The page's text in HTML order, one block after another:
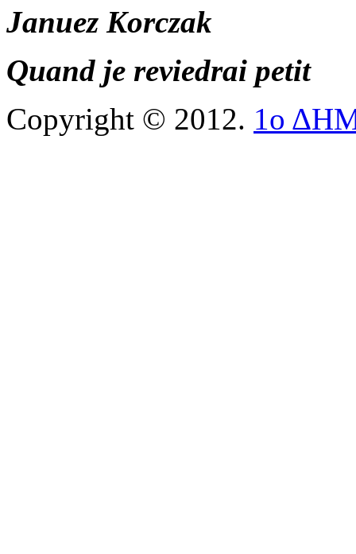
Januez Korczak
Quand je reviedrai petit
Copyright © 2012. 1ο